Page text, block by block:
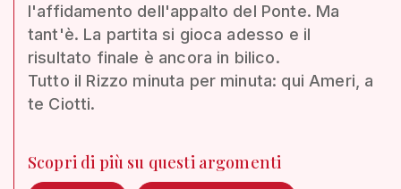
l'affidamento dell'appalto del Ponte. Ma
tant'è. La partita si gioca adesso e il
risultato finale è ancora in bilico.
Tutto il Rizzo minuta per minuta: qui Ameri, a
te Ciotti.
Scopri di più su questi argomenti